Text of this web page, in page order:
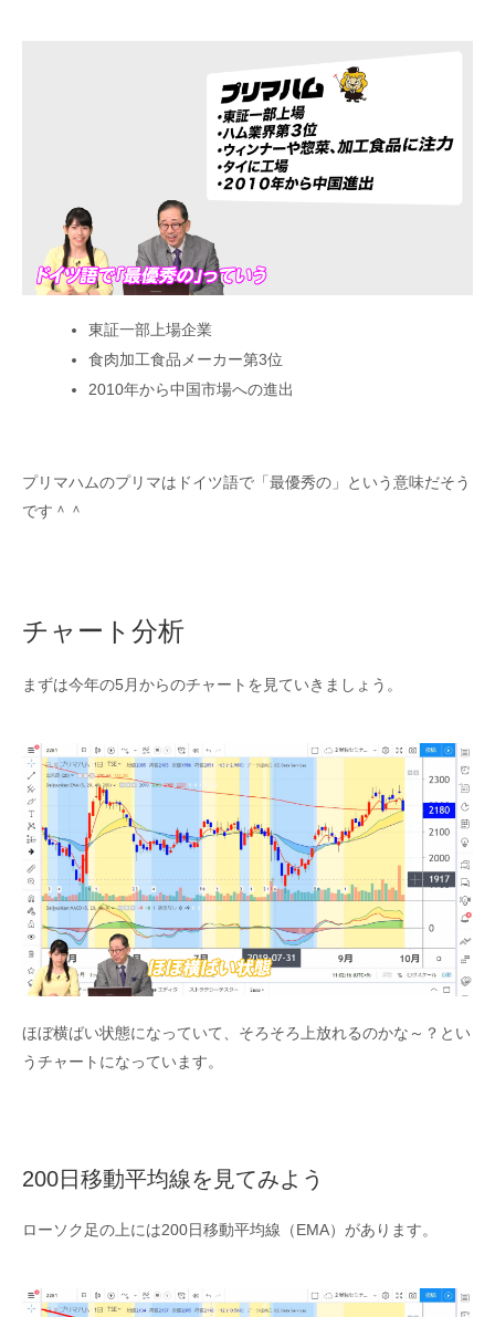
東証一部上場企業
食肉加工食品メーカー第3位
2010年から中国市場への進出
プリマハムのプリマはドイツ語で「最優秀の」という意味だそう
です＾＾
チャート分析
まずは今年の5月からのチャートを見ていきましょう。
ほぼ横ばい状態になっていて、そろそろ上放れるのかな～？とい
うチャートになっています。
200日移動平均線を見てみよう
ローソク足の上には200日移動平均線（EMA）があります。